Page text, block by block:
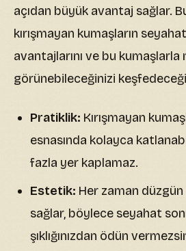
açıdan büyük avantaj sağlar.
kırışmayan kumaşların
avantajlarını ve bu kumaşlarla
görünebileceğinizi
Pratiklik: Kırışmayan
esnasında kolayca
fazla yer kaplamaz.
Estetik: Her zaman
sağlar, böylece seyahat
şıklığınızdan ödün